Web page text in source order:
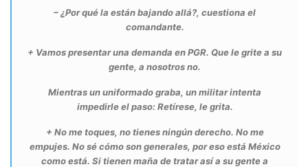
– ¿Por qué la están bajando allá?, cuestiona el
comandante.
+ Vamos presentar una demanda en PGR. Que le grite a su
gente, a nosotros no.
Mientras un uniformado graba, un militar intenta
impedirle el paso: Retírese, le grita.
+ No me toques, no tienes ningún derecho. No me
empujes. No sé cómo son generales, por eso está México
como está. Si tienen maña de tratar así a su gente a